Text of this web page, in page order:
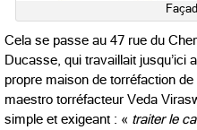
Cela se passe au 47 rue du
Ducasse, qui travaillait jusqu’ici
propre maison de torréfaction
maestro torréfacteur Veda
simple et exigeant : « traiter le